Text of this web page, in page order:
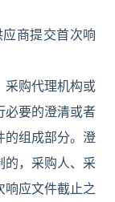
商提交首次响
采购代理机构或
必要的澄清或者
的组成部分。澄
的，采购人、采
响应文件截止之